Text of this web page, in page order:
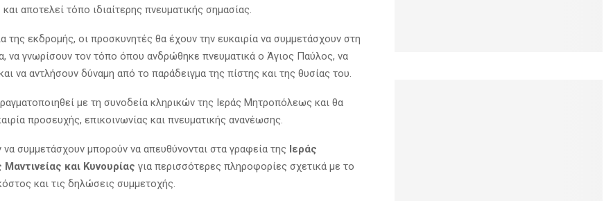
αποτελεί τόπο ιδιαίτερης πνευματικής σημασίας.
της εκδρομής, οι προσκυνητές θα έχουν την ευκαιρία να συμμετάσχουν στη
να γνωρίσουν τον τόπο όπου ανδρώθηκε πνευματικά ο Άγιος Παύλος, να
να αντλήσουν δύναμη από το παράδειγμα της πίστης και της θυσίας του.
με τη συνοδεία κληρικών της Ιεράς Μητροπόλεως και θα
προσευχής, επικοινωνίας και πνευματικής ανανέωσης.
να συμμετάσχουν μπορούν να απευθύνονται στα γραφεία της Ιεράς
και Κυνουρίας για περισσότερες πληροφορίες σχετικά με το
και τις δηλώσεις συμμετοχής.